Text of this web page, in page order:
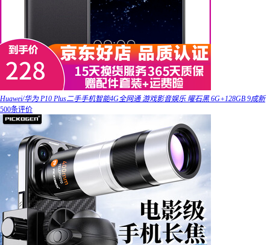
Huawei/华为 P10 Plus二手手机智能4G全网通 游戏影音娱乐 曜石黑 6G+128GB 9成新
500条评价